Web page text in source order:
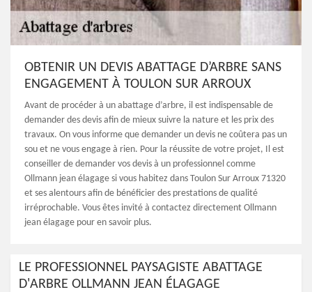
OBTENIR UN DEVIS ABATTAGE D’ARBRE SANS
ENGAGEMENT À TOULON SUR ARROUX
Avant de procéder à un abattage d’arbre, il est indispensable de
demander des devis afin de mieux suivre la nature et les prix des
travaux. On vous informe que demander un devis ne coûtera pas un
sou et ne vous engage à rien. Pour la réussite de votre projet, Il est
conseiller de demander vos devis à un professionnel comme
Ollmann jean élagage si vous habitez dans Toulon Sur Arroux 71320
et ses alentours afin de bénéficier des prestations de qualité
irréprochable. Vous êtes invité à contactez directement Ollmann
jean élagage pour en savoir plus.
LE PROFESSIONNEL PAYSAGISTE ABATTAGE
D'ARBRE OLLMANN JEAN ÉLAGAGE